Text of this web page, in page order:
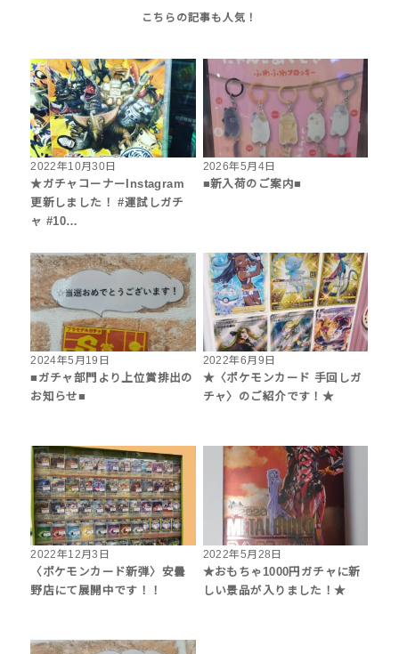
2022年10月30日
★ガチャコーナーInstagram
更新しました！ #運試しガチ
ャ #10…
2026年5月4日
■新入荷のご案内■
2024年5月19日
■ガチャ部門より上位賞排出の
お知らせ■
2022年6月9日
★〈ポケモンカード 手回しガ
チャ〉のご紹介です！★
2022年12月3日
〈ポケモンカード新弾〉安曇
野店にて展開中です！！
2022年5月28日
★おもちゃ1000円ガチャに新
しい景品が入りました！★